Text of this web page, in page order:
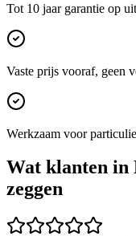
Tot 10 jaar garantie op
Vaste prijs vooraf, geen
Werkzaam voor
Wat klanten in
zeggen